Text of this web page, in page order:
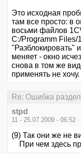
Это исходная
там все просто: в
восьми файлов
C:/Programm Files/
"Разблокировать"
меняет - окно
снова в том же
применять не хочу.
Re: Ошибка
stpd
11 - 25.07.2009 - 06:52
(9) Так они же не
При чем здесь